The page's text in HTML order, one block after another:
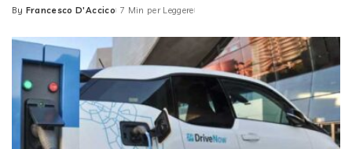
Posted
By Francesco D'Accico 7 Min per Leggere